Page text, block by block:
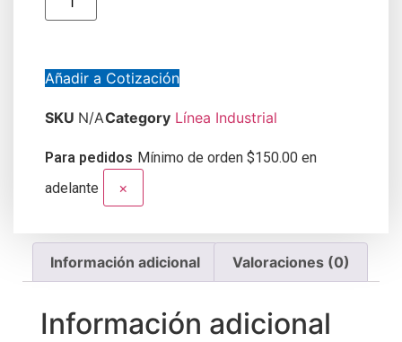
Añadir a Cotización
SKU N/ACategory Línea Industrial
Para pedidos Mínimo de orden $150.00 en
adelante
×
Información adicional Valoraciones (0)
Información adicional